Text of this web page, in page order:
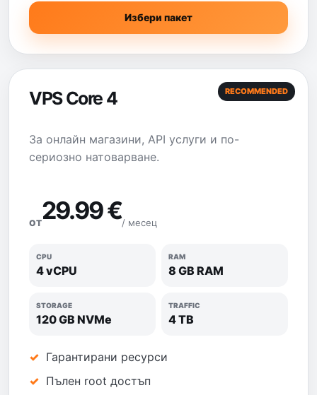
Избери пакет
RECOMMENDED
VPS Core 4
За онлайн магазини, API услуги и по-
сериозно натоварване.
ОТ29.99 €/ месец
CPU
4 vCPU
RAM
8 GB RAM
STORAGE
120 GB NVMe
TRAFFIC
4 TB
Гарантирани ресурси
Пълен root достъп